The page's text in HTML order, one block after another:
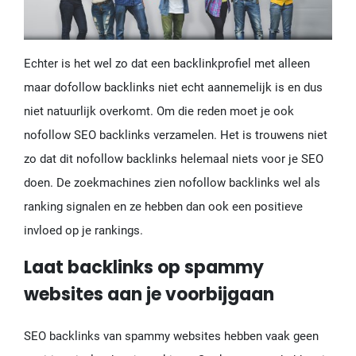
Echter is het wel zo dat een backlinkprofiel met alleen
maar dofollow backlinks niet echt aannemelijk is en dus
niet natuurlijk overkomt. Om die reden moet je ook
nofollow SEO backlinks verzamelen. Het is trouwens niet
zo dat dit nofollow backlinks helemaal niets voor je SEO
doen. De zoekmachines zien nofollow backlinks wel als
ranking signalen en ze hebben dan ook een positieve
invloed op je rankings.
Laat backlinks op spammy
websites aan je voorbijgaan
SEO backlinks van spammy websites hebben vaak geen